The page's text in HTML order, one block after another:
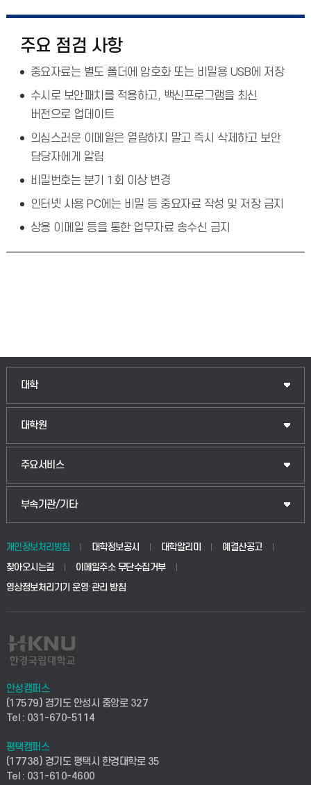
주요 점검 사항
중요자료는 별도 폴더에 암호화 또는 비밀용 USB에 저장
수시로 보안패치를 적용하고, 백신프로그램을 최신
버전으로 업데이트
의심스러운 이메일은 열람하지 말고 즉시 삭제하고 보안
담당자에게 알림
비밀번호는 분기 1회 이상 변경
인터넷 사용 PC에는 비밀 등 중요자료 작성 및 저장 금지
상용 이메일 등을 통한 업무자료 송수신 금지
대학
인문융합공공인재학부
법경영학부
생명공학부
사회안전시스템공학부
컴퓨터응용수학부
ICT로봇기계공학부
전자전기공학부
대학원
일반대학원
산업대학원
공공정책대학원
교육대학원
주요서비스
입학안내
웹메일
학사시스템(전문학사 및 전공심화)
사이버캠퍼스(전문학사 및 전공심화)
시설바로처리서비스
연구실안전관리시스템
산학연구관리시스템
부속기관/기타
중앙도서관
학생생활관(안성)
산학협력단
취업지원센터
창업지원센터
현장실습지원센터
개인정보처리방침 대학정보공시 대학알리미
예결산공고
찾아오시는길
이메일주소 무단수집거부
영상정보처리기기 운영·관리 방침
안성캠퍼스
(17579) 경기도 안성시 중앙로 327
Tel : 031-670-5114
평택캠퍼스
(17738) 경기도 평택시 한경대학로 35
Tel : 031-610-4600